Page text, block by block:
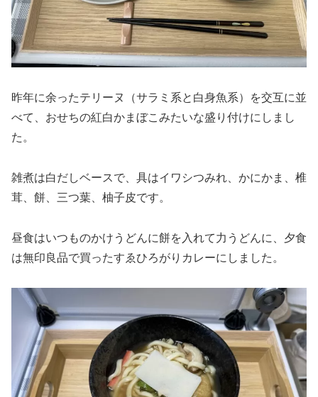
昨年に余ったテリーヌ（サラミ系と白身魚系）を交互に並
べて、おせちの紅白かまぼこみたいな盛り付けにしまし
た。
雑煮は白だしベースで、具はイワシつみれ、かにかま、椎
茸、餅、三つ葉、柚子皮です。
昼食はいつものかけうどんに餅を入れて力うどんに、夕食
は無印良品で買ったすゑひろがりカレーにしました。